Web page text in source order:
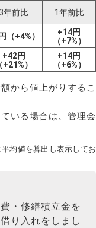
3年前比 1年前比
（+4%）
+14円
（+7%）
+42円
（+21%）
+14円
（+6%）
から値上がりするこ
いる場合は、管理会
均値を算出し表示してお
・修繕積立金を
り入れをしまし